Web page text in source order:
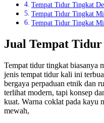
Tempat Tidur Tingkat
Tempat Tidur Tingkat
Tempat Tidur Tingkat
Jual Tempat
Tempat tidur tingkat biasanya
jenis tempat tidur kali ini
bergaya perpaduan etnik dan
terlihat modern, tapi konsep
kuat. Warna coklat pada kayu
mewah,